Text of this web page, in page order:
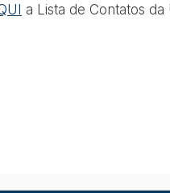
a Lista de Contatos da